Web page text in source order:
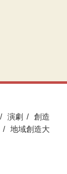
演劇
創造
地域創造大